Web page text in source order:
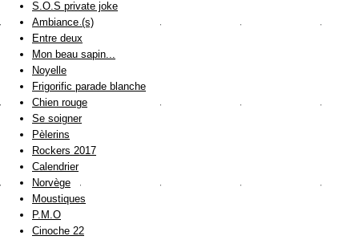
S.O.S private joke
Ambiance (s)
Entre deux
Mon beau sapin...
Noyelle
Frigorific parade blanche
Chien rouge
Se soigner
Pèlerins
Rockers 2017
Calendrier
Norvège
Moustiques
P.M.O
Cinoche 22